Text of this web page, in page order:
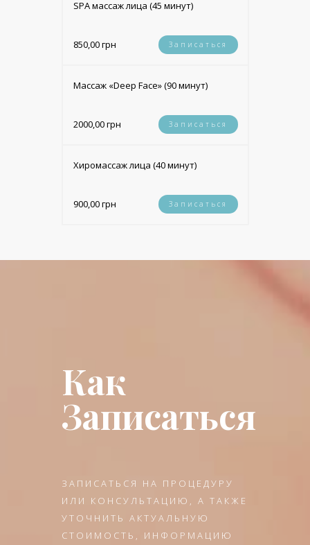
SPA массаж лица (45 минут)
850,00 грн Записаться
Массаж «Deep Face» (90 минут)
2000,00 грн Записаться
Хиромассаж лица (40 минут)
900,00 грн Записаться
Как
Записаться
ЗАПИСАТЬСЯ НА ПРОЦЕДУРУ
ИЛИ КОНСУЛЬТАЦИЮ, А ТАКЖЕ
УТОЧНИТЬ АКТУАЛЬНУЮ
СТОИМОСТЬ, ИНФОРМАЦИЮ